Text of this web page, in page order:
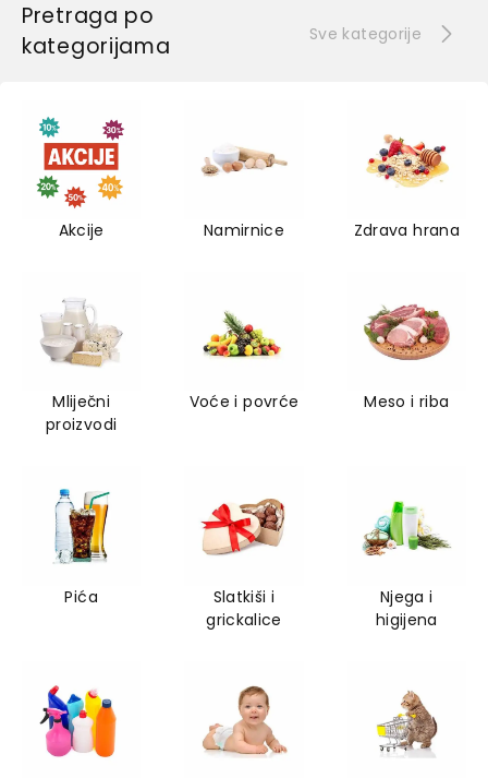
Pretraga po
kategorijama
Sve kategorije
Akcije Namirnice Zdrava hrana
Mliječni
proizvodi
Voće i povrće Meso i riba
Pića
Slatkiši i
grickalice
Njega i
higijena